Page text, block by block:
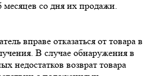
вправе отказаться от товара в
В случае обнаружения в
недостатков возврат товара